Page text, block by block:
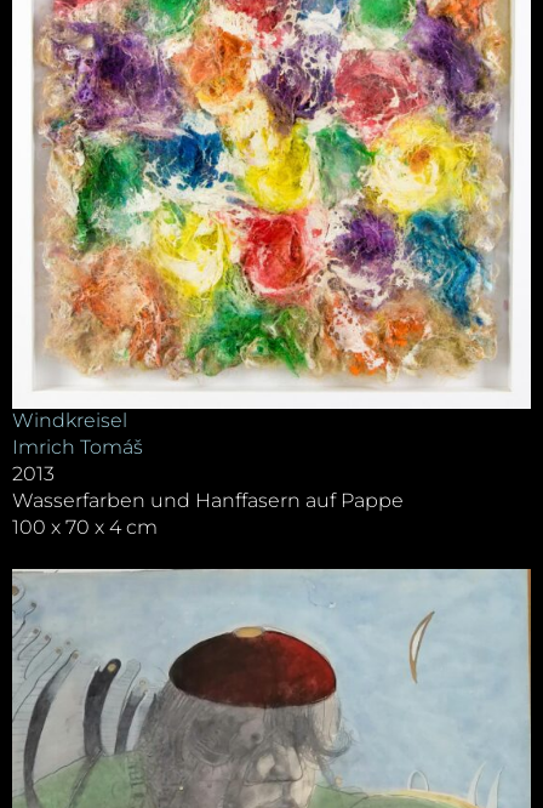
Windkreisel
Imrich Tomáš
2013
Wasserfarben und Hanffasern auf Pappe
100 x 70 x 4 cm